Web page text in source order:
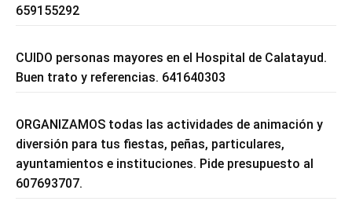
659155292
CUIDO personas mayores en el Hospital de Calatayud.
Buen trato y referencias. 641640303
ORGANIZAMOS todas las actividades de animación y
diversión para tus fiestas, peñas, particulares,
ayuntamientos e instituciones. Pide presupuesto al
607693707.